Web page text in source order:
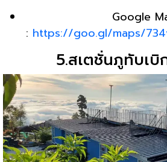
Google
: https://goo.gl/maps/
5.สเตชั่นภูทับเบิ